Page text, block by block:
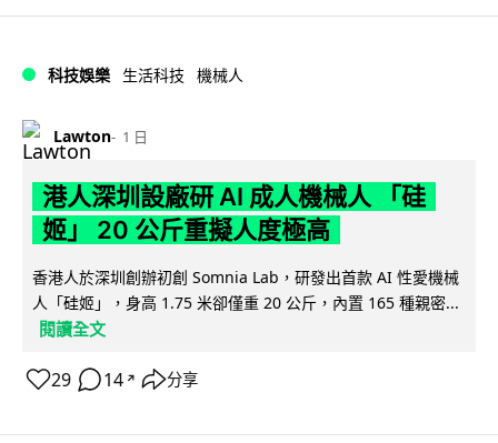
科技娛樂 生活科技 機械人
Lawton 1 日
港人深圳設廠研 AI 成人機械人 「硅
姬」 20 公斤重擬人度極高
香港人於深圳創辦初創 Somnia Lab，研發出首款 AI 性愛機械
人「硅姬」，身高 1.75 米卻僅重 20 公斤，內置 165 種親密...
閱讀全文
29 14 ↗ 分享